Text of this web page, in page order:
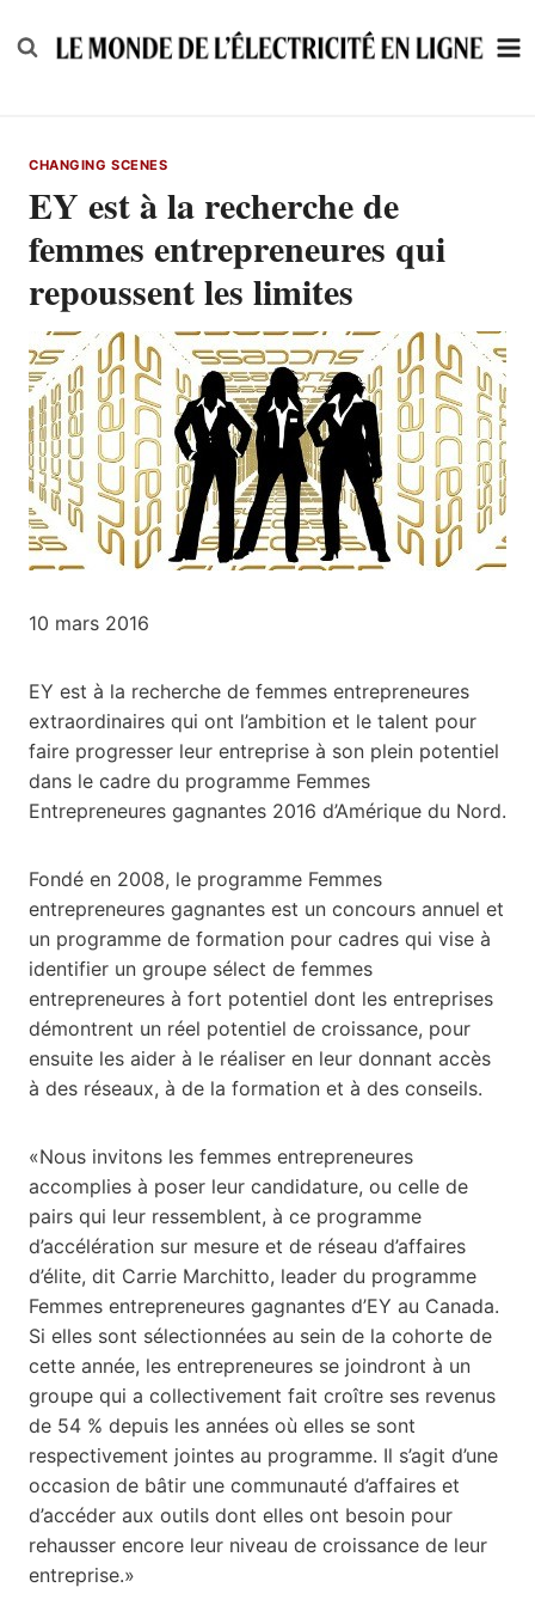
to
CHANGING SCENES
EY est à la recherche de
femmes entrepreneures qui
repoussent les limites
10 mars 2016
EY est à la recherche de femmes entrepreneures
extraordinaires qui ont l’ambition et le talent pour
faire progresser leur entreprise à son plein potentiel
dans le cadre du programme Femmes
Entrepreneures gagnantes 2016 d’Amérique du Nord.
Fondé en 2008, le programme Femmes
entrepreneures gagnantes est un concours annuel et
un programme de formation pour cadres qui vise à
identifier un groupe sélect de femmes
entrepreneures à fort potentiel dont les entreprises
démontrent un réel potentiel de croissance, pour
ensuite les aider à le réaliser en leur donnant accès
à des réseaux, à de la formation et à des conseils.
«Nous invitons les femmes entrepreneures
accomplies à poser leur candidature, ou celle de
pairs qui leur ressemblent, à ce programme
d’accélération sur mesure et de réseau d’affaires
d’élite, dit Carrie Marchitto, leader du programme
Femmes entrepreneures gagnantes d’EY au Canada.
Si elles sont sélectionnées au sein de la cohorte de
cette année, les entrepreneures se joindront à un
groupe qui a collectivement fait croître ses revenus
de 54 % depuis les années où elles se sont
respectivement jointes au programme. Il s’agit d’une
occasion de bâtir une communauté d’affaires et
d’accéder aux outils dont elles ont besoin pour
rehausser encore leur niveau de croissance de leur
entreprise.»